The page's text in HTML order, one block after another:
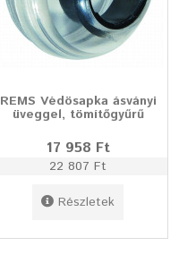
REMS Védösapka ásványi
üveggel, tömítőgyűrű
17 958 Ft
22 807 Ft
Részletek